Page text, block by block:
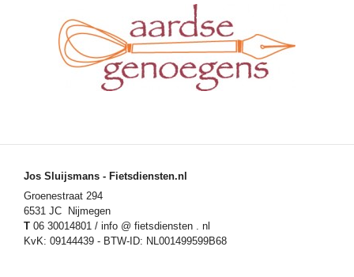
Jos Sluijsmans - Fietsdiensten.nl
Groenestraat 294
6531 JC Nijmegen
T 06 30014801 / info @ fietsdiensten . nl
KvK: 09144439 - BTW-ID: NL001499599B68